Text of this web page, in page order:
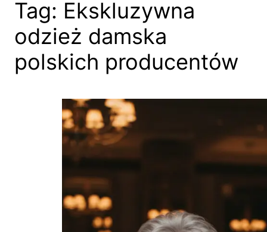
Tag: Ekskluzywna
odzież damska
polskich producentów